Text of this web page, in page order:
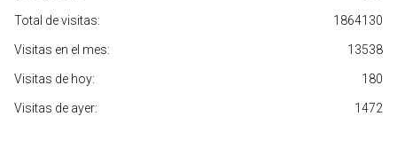
1864130
Total de visitas:
13538
Visitas en el mes:
180
Visitas de hoy:
1472
Visitas de ayer: